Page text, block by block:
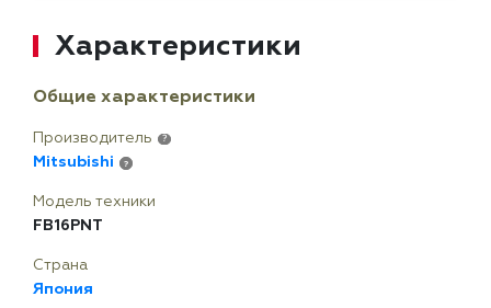
Характеристики
Общие характеристики
Производитель ?
Mitsubishi ?
Модель техники
FB16PNT
Страна
Япония